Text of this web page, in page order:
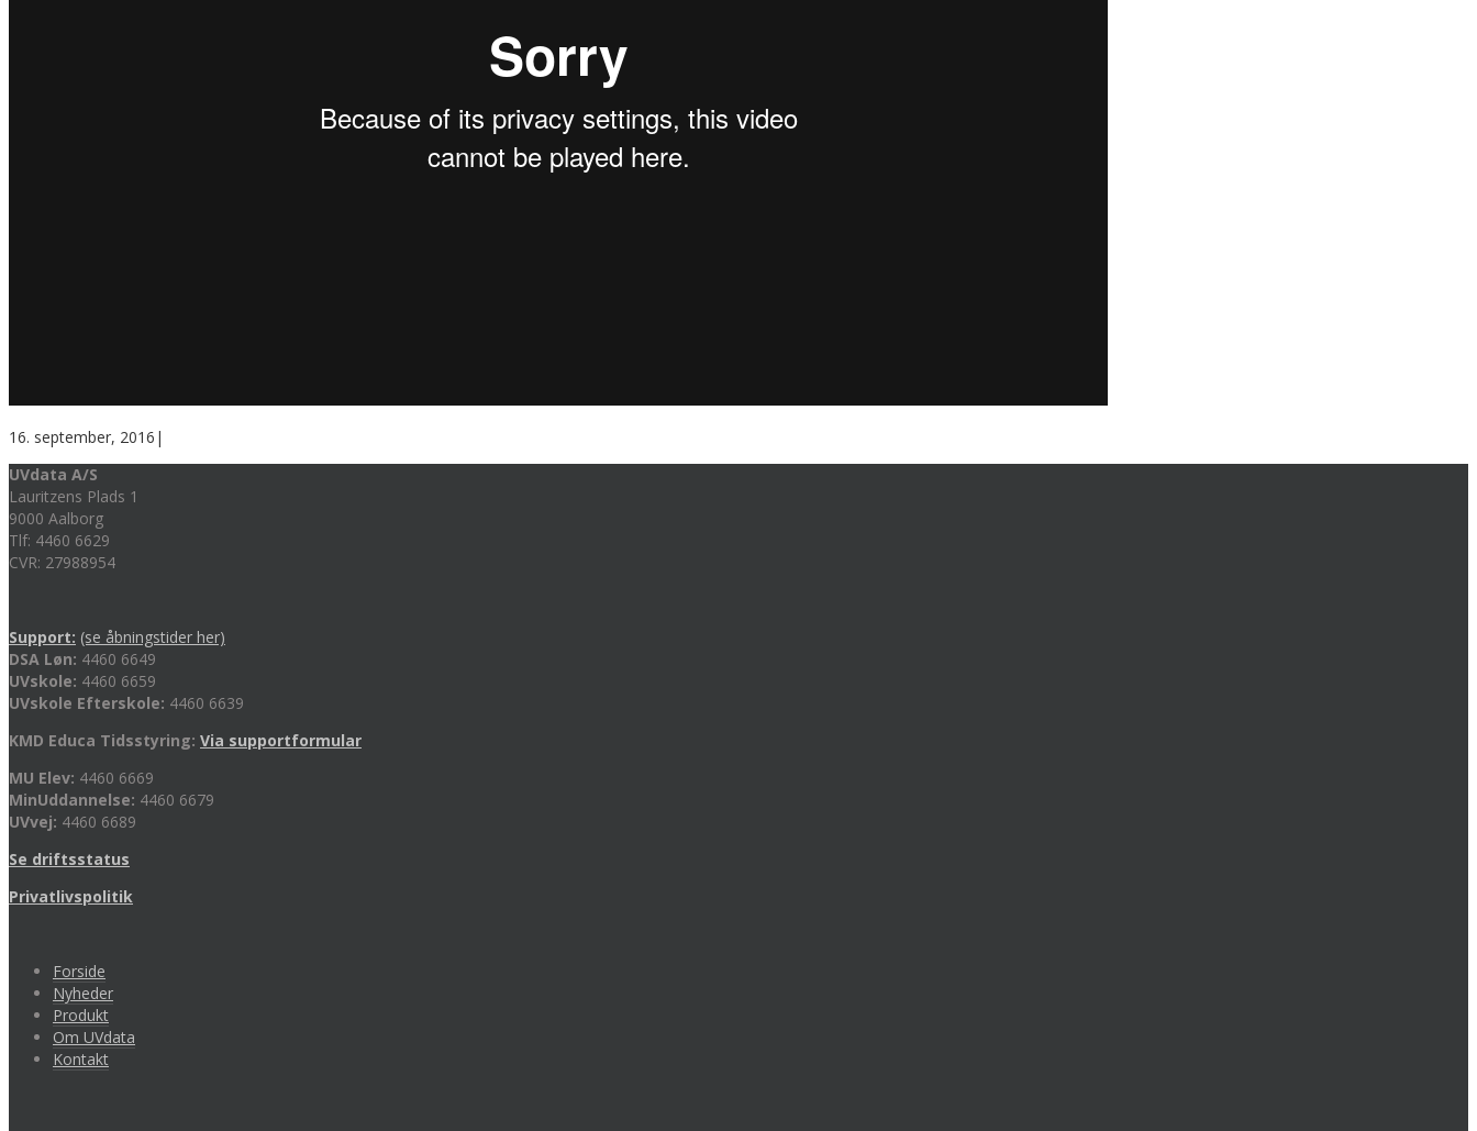
16. september, 2016 |
UVdata A/S
Lauritzens Plads 1
9000 Aalborg
Tlf: 4460 6629
CVR: 27988954
Support: (se åbningstider her)
DSA Løn: 4460 6649
UVskole: 4460 6659
UVskole Efterskole: 4460 6639
KMD Educa Tidsstyring: Via supportformular
MU Elev: 4460 6669
MinUddannelse: 4460 6679
UVvej: 4460 6689
Se driftsstatus
Privatlivspolitik
Forside
Nyheder
Produkt
Om UVdata
Kontakt